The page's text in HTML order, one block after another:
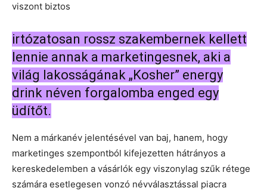
viszont biztos
irtózatosan rossz szakembernek kellett
lennie annak a marketingesnek, aki a
világ lakosságának „Kosher” energy
drink néven forgalomba enged egy
üdítőt.
Nem a márkanév jelentésével van baj, hanem, hogy
marketinges szempontból kifejezetten hátrányos a
kereskedelemben a vásárlók egy viszonylag szűk rétege
számára esetlegesen vonzó névválasztással piacra